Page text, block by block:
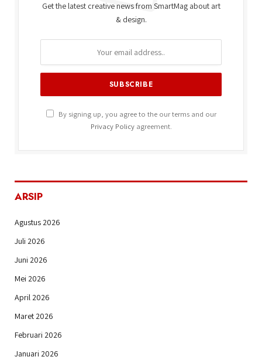
Get the latest creative news from SmartMag about art
& design.
By signing up, you agree to the our terms and our
Privacy Policyagreement.
ARSIP
Agustus 2026
Juli 2026
Juni 2026
Mei 2026
April 2026
Maret 2026
Februari 2026
Januari 2026